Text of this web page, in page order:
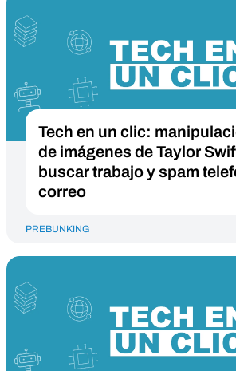
Tech en un clic:
de imágenes de Taylor
buscar trabajo y spam
correo
PREBUNKING